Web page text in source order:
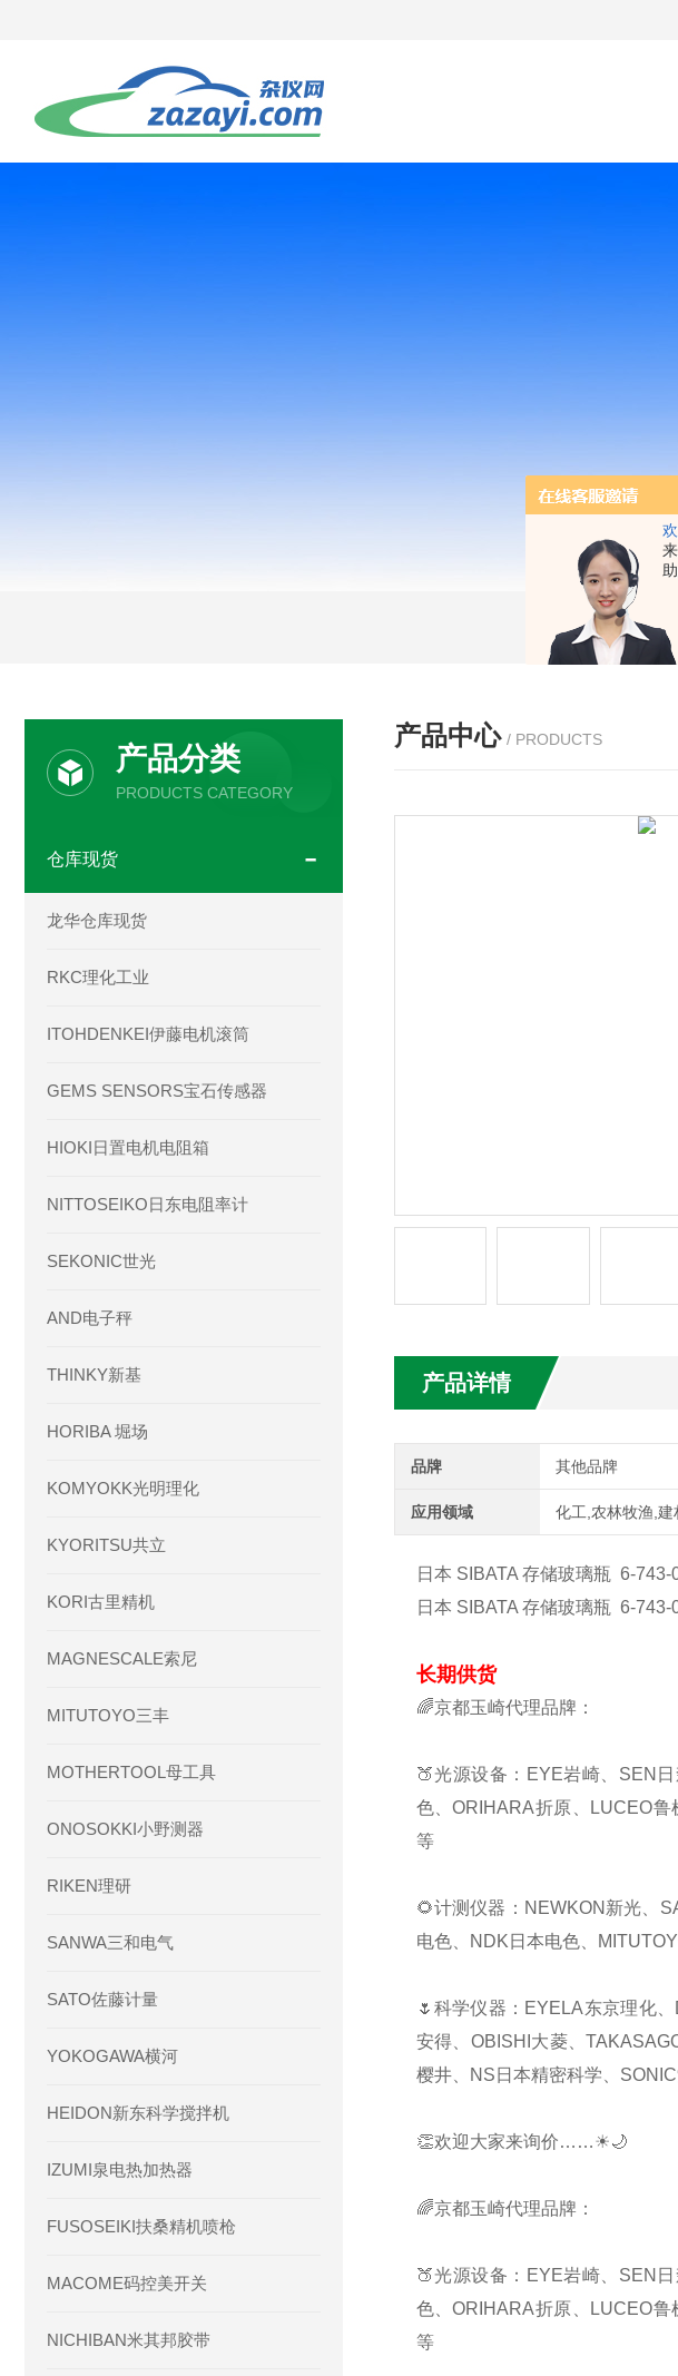
产品中心 / PRODUCTS
产品详情
品牌 其他品牌
应用领域 化工,农林牧渔,
日本 SIBATA 存储玻璃瓶 6-743-
日本 SIBATA 存储玻璃瓶 6-743-
长期供货
🌈京都玉崎代理品牌：
🍑光源设备：EYE岩崎、SEN
色、ORIHARA折原、LUCEO
等
🌻计测仪器：NEWKON新光、
电色、NDK日本电色、
🌷科学仪器：EYELA东京理化
安得、OBISHI大菱、
樱井、NS日本精密科学、
👏欢迎大家来询价……☀🌙
🌈京都玉崎代理品牌：
🍑光源设备：EYE岩崎、SEN
色、ORIHARA折原、LUCEO
等
产品分类
PRODUCTS CATEGORY
仓库现货
龙华仓库现货
RKC理化工业
ITOHDENKEI伊藤电机滚筒
GEMS SENSORS宝石传感器
HIOKI日置电机电阻箱
NITTOSEIKO日东电阻率计
SEKONIC世光
AND电子秤
THINKY新基
HORIBA 堀场
KOMYOKK光明理化
KYORITSU共立
KORI古里精机
MAGNESCALE索尼
MITUTOYO三丰
MOTHERTOOL母工具
ONOSOKKI小野测器
RIKEN理研
SANWA三和电气
SATO佐藤计量
YOKOGAWA横河
HEIDON新东科学搅拌机
IZUMI泉电热加热器
FUSOSEIKI扶桑精机喷枪
MACOME码控美开关
NICHIBAN米其邦胶带